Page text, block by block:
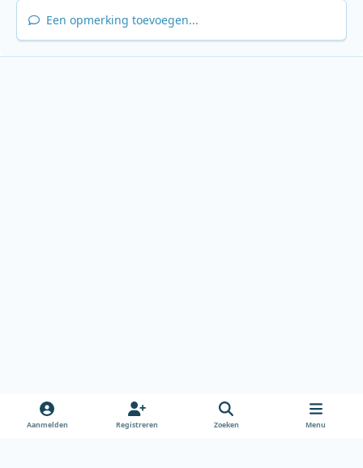
Een opmerking toevoegen...
Aanmelden Registreren Zoeken Menu